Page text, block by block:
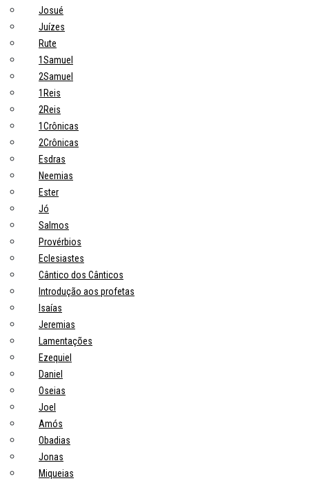
Josué
Juízes
Rute
1Samuel
2Samuel
1Reis
2Reis
1Crônicas
2Crônicas
Esdras
Neemias
Ester
Jó
Salmos
Provérbios
Eclesiastes
Cântico dos Cânticos
Introdução aos profetas
Isaías
Jeremias
Lamentações
Ezequiel
Daniel
Oseias
Joel
Amós
Obadias
Jonas
Miqueias